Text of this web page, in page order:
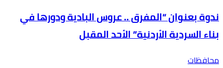
ندوة بعنوان “المفرق .. عروس البادية ودورها في
بناء السردية الأردنية” الأحد المقبل
محافظات